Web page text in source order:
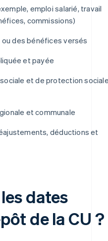
emploi salarié, travail
commissions)
des bénéfices versés
et payée
et de protection
et communale
déductions et
dates
de la CU ?